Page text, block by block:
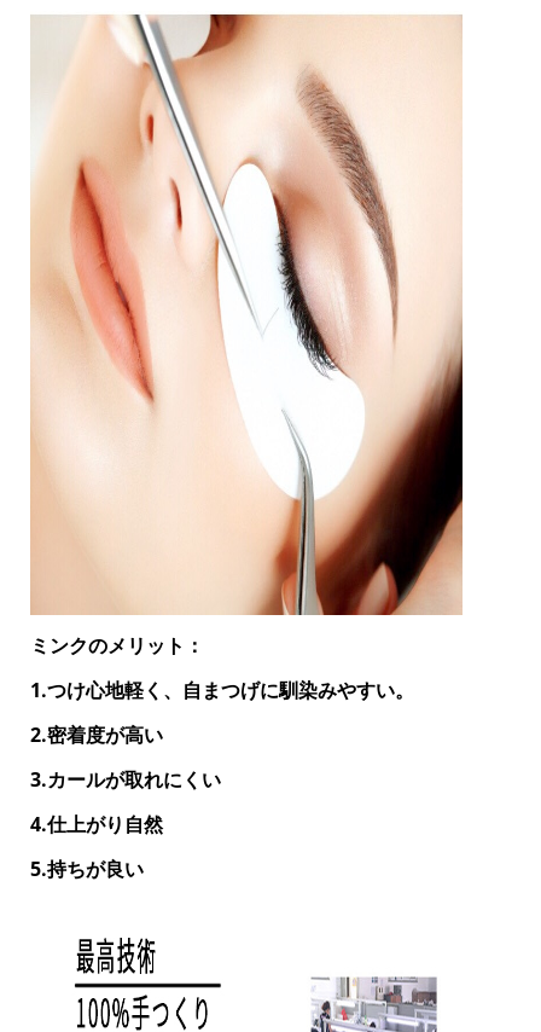
ミンクのメリット：
1.つけ心地軽く、自まつげに馴染みやすい。
2.密着度が高い
3.カールが取れにくい
4.仕上がり自然
5.持ちが良い